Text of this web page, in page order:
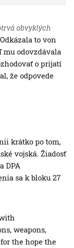
obvyklých
Odkázala to von
mu odovzdávala
o prijatí
že odpovede
krátko po tom,
vojská. Žiadosť
DPA
sa k bloku 27
weapons,
the hope the